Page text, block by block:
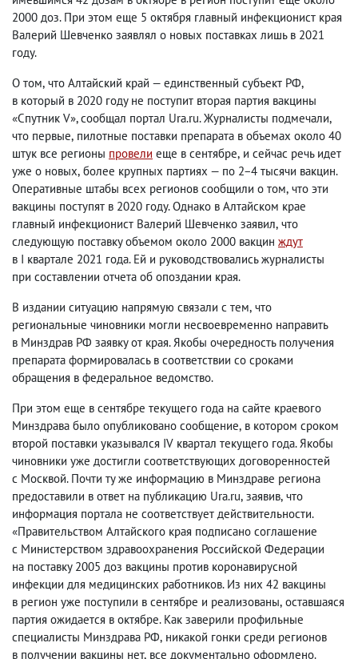
2000 доз. При этом еще 5 октября главный инфекционист края
Валерий Шевченко заявлял о новых поставках лишь в 2021
году.
О том, что Алтайский край — единственный субъект РФ,
в который в 2020 году не поступит вторая партия вакцины
«Спутник V», сообщал портал Ura.ru. Журналисты подмечали,
что первые, пилотные поставки препарата в объемах около 40
штук все регионы провели еще в сентябре, и сейчас речь идет
уже о новых, более крупных партиях — по 2−4 тысячи вакцин.
Оперативные штабы всех регионов сообщили о том, что эти
вакцины поступят в 2020 году. Однако в Алтайском крае
главный инфекционист Валерий Шевченко заявил, что
следующую поставку объемом около 2000 вакцин ждут
в I квартале 2021 года. Ей и руководствовались журналисты
при составлении отчета об опоздании края.
В издании ситуацию напрямую связали с тем, что
региональные чиновники могли несвоевременно направить
в Минздрав РФ заявку от края. Якобы очередность получения
препарата формировалась в соответствии со сроками
обращения в федеральное ведомство.
При этом еще в сентябре текущего года на сайте краевого
Минздрава было опубликовано сообщение, в котором сроком
второй поставки указывался IV квартал текущего года. Якобы
чиновники уже достигли соответствующих договоренностей
с Москвой. Почти ту же информацию в Минздраве региона
предоставили в ответ на публикацию Ura.ru, заявив, что
информация портала не соответствует действительности.
«Правительством Алтайского края подписано соглашение
с Министерством здравоохранения Российской Федерации
на поставку 2005 доз вакцины против коронавирусной
инфекции для медицинских работников. Из них 42 вакцины
в регион уже поступили в сентябре и реализованы, оставшаяся
партия ожидается в октябре. Как заверили профильные
специалисты Минздрава РФ, никакой гонки среди регионов
в получении вакцины нет, все документально оформлено.